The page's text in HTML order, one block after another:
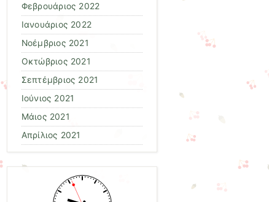
Φεβρουάριος 2022
Ιανουάριος 2022
Νοέμβριος 2021
Οκτώβριος 2021
Σεπτέμβριος 2021
Ιούνιος 2021
Μάιος 2021
Απρίλιος 2021